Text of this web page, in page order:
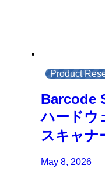
Product
Barcode
ハードウ
スキャナ
May 8, 2026